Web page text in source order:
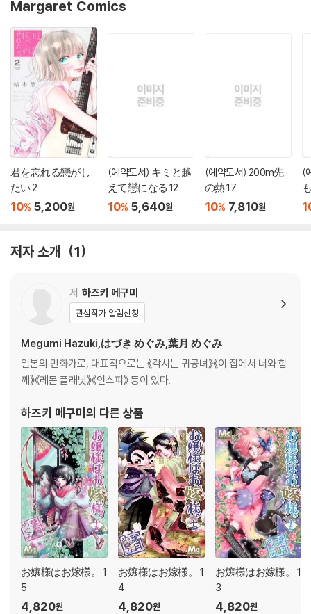
Margaret Comics
君を忘れる戀がし
たい 2
10% 5,200원
(예약도서) キミと越
えて戀になる 12
10% 5,640원
(예약도서) 200m先
の熱 17
10% 7,810원
(
저자 소개 1
저 하즈키 메구미
관심작가 알림신청
Megumi Hazuki,はづき めぐみ,葉月 めぐみ
일본의 만화가로, 대표작으로는 《각시는 귀공녀》《이 집에서 너와 함
께》《레몬 플래닛》《인스피》 등이 있다.
하즈키 메구미 의 다른 상품
お孃樣はお嫁樣。 1
5
4,820원
お孃樣はお嫁樣。 1
4
4,820원
お孃樣はお嫁樣。 1
3
4,820원